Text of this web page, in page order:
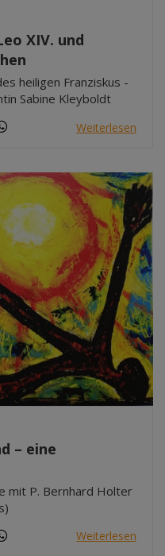
XIV. und
heiligen Franziskus -
Sabine Kleyboldt
Weiterlesen
– eine
mit P. Bernhard Holter
Weiterlesen